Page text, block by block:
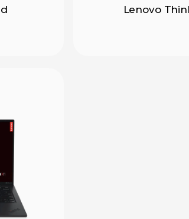
Lenovo